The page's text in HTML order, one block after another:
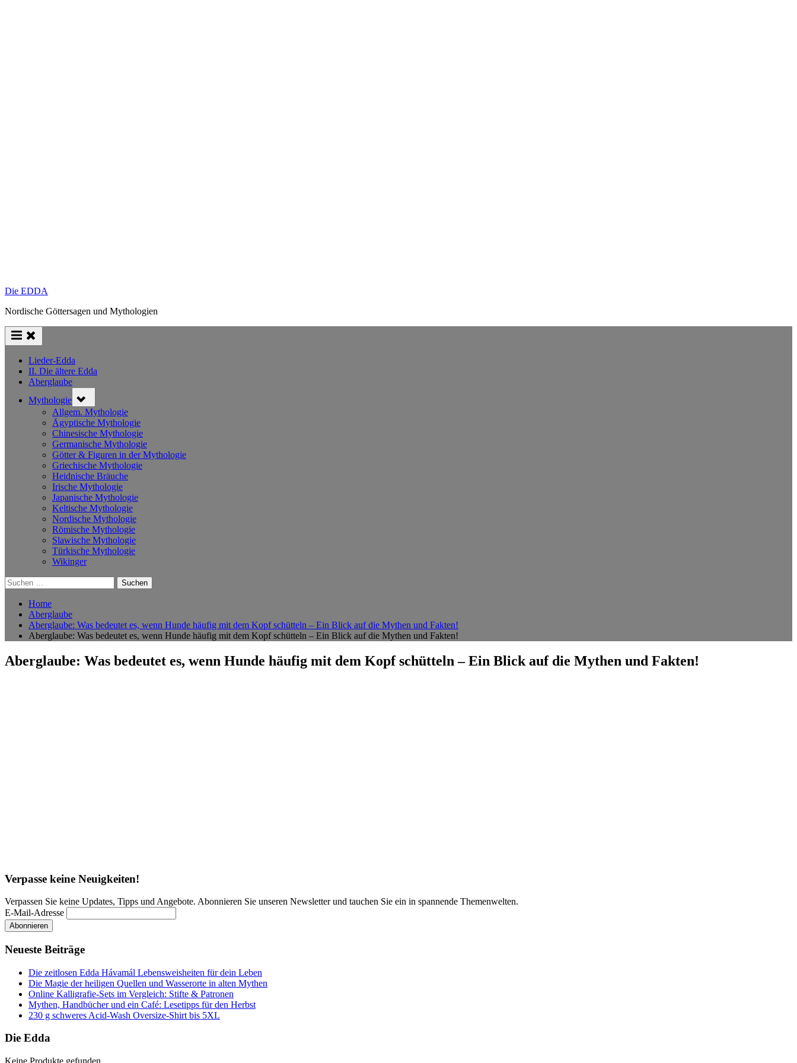
Die EDDA
Nordische Göttersagen und Mythologien
Lieder-Edda
II. Die ältere Edda
Aberglaube
Mythologie sub-
menu
Allgem. Mythologie
Ägyptische Mythologie
Chinesische Mythologie
Germanische Mythologie
Götter & Figuren in der Mythologie
Griechische Mythologie
Heidnische Bräuche
Irische Mythologie
Japanische Mythologie
Keltische Mythologie
Nordische Mythologie
Römische Mythologie
Slawische Mythologie
Türkische Mythologie
Wikinger
Suchen
nach:
Home
Aberglaube
Aberglaube: Was bedeutet es, wenn Hunde häufig mit dem Kopf schütteln – Ein Blick auf die Mythen und Fakten!
Aberglaube: Was bedeutet es, wenn Hunde häufig mit dem Kopf schütteln – Ein Blick auf die Mythen und Fakten!
Aberglaube: Was bedeutet es, wenn Hunde häufig mit dem Kopf schütteln – Ein Blick auf die Mythen und Fakten!
Verpasse keine Neuigkeiten!
Verpassen Sie keine Updates, Tipps und Angebote. Abonnieren Sie unseren Newsletter und tauchen Sie ein in spannende Themenwelten.
E-Mail-Adresse
Neueste Beiträge
Die zeitlosen Edda Hávamál Lebensweisheiten für dein Leben
Die Magie der heiligen Quellen und Wasserorte in alten Mythen
Online Kalligrafie‑Sets im Vergleich: Stifte & Patronen
Mythen, Handbücher und ein Café: Lesetipps für den Herbst
230 g schweres Acid-Wash Oversize-Shirt bis 5XL
Die Edda